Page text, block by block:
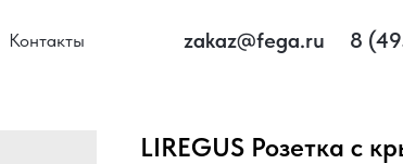
zakaz@fega.ru
Контакты 8
LIREGUS Розетка с